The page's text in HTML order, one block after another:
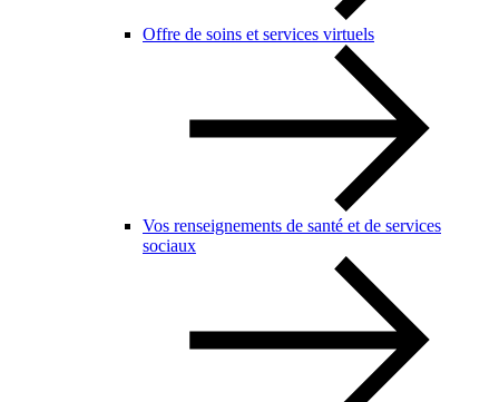
Offre de soins et services virtuels
Vos renseignements de santé et de services
sociaux